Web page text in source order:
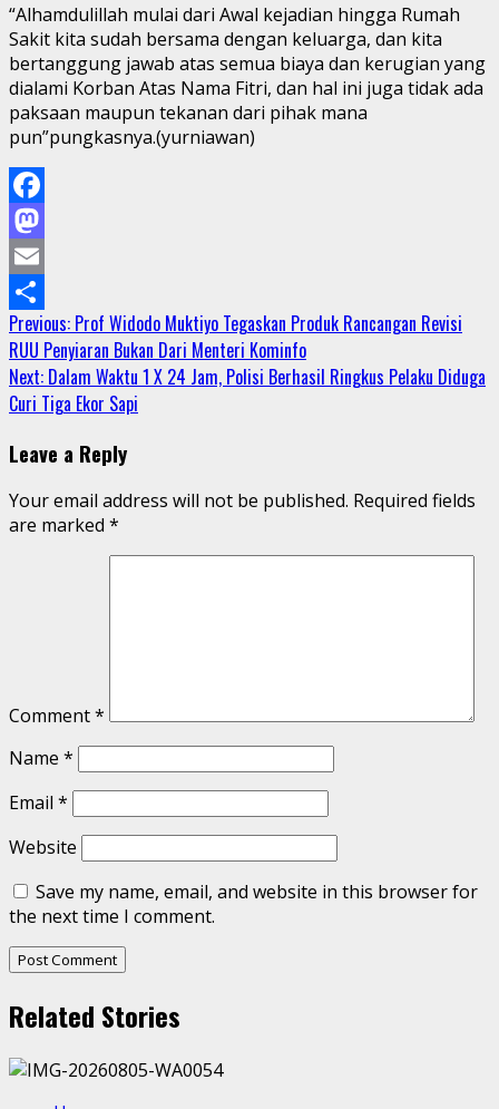
“Alhamdulillah mulai dari Awal kejadian hingga Rumah
Sakit kita sudah bersama dengan keluarga, dan kita
bertanggung jawab atas semua biaya dan kerugian yang
dialami Korban Atas Nama Fitri, dan hal ini juga tidak ada
paksaan maupun tekanan dari pihak mana
pun”pungkasnya.(yurniawan)
Facebook
Mastodon
Email
Share
Continue
Reading
Previous: Prof Widodo Muktiyo Tegaskan Produk Rancangan Revisi
RUU Penyiaran Bukan Dari Menteri Kominfo
Next: Dalam Waktu 1 X 24 Jam, Polisi Berhasil Ringkus Pelaku Diduga
Curi Tiga Ekor Sapi
Leave a Reply
Your email address will not be published. Required fields
are marked *
Comment*
Name *
Email *
Website
Save my name, email, and website in this browser for
the next time I comment.
Related Stories